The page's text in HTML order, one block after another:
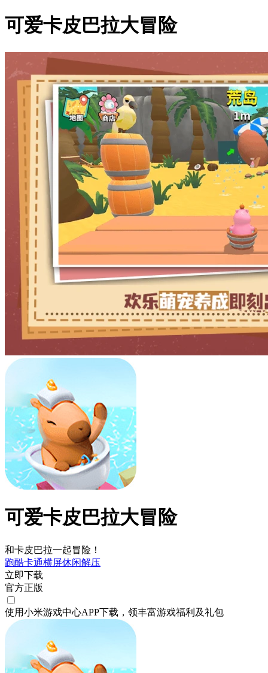
可爱卡皮巴拉大冒险
可爱卡皮巴拉大冒险
和卡皮巴拉一起冒险！
跑酷卡通横屏休闲解压
立即下载
官方正版
使用小米游戏中心APP下载 ，领丰富游戏福利 及礼包